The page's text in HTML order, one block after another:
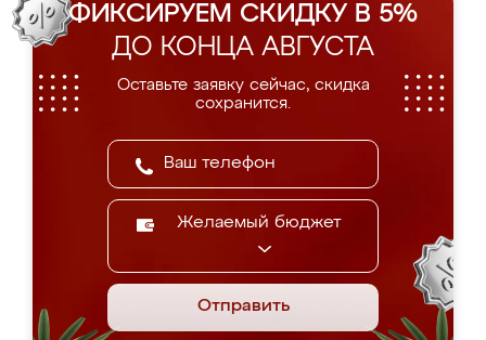
ФИКСИРУЕМ СКИДКУ В 5%
ДО КОНЦА АВГУСТА
Оставьте заявку сейчас, скидка
сохранится.
Желаемый бюджет
Отправить